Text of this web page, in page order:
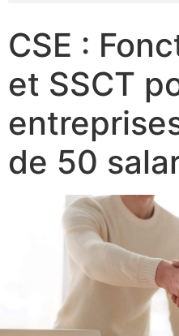
CSE :
et SSCT
de 50